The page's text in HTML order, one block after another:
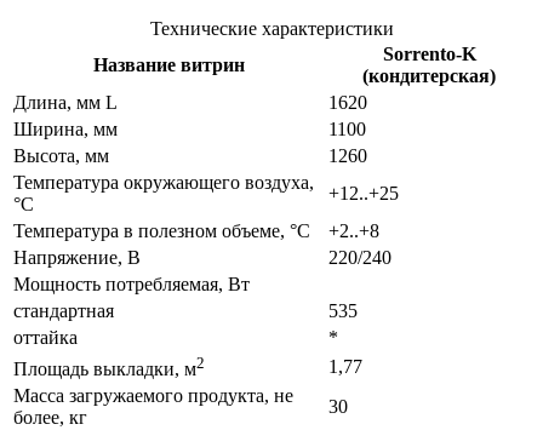
Технические характеристики
Название витрин
Sorrento-K
(кондитерская)
Длина, мм L
1620
Ширина, мм
1100
Высота, мм
1260
Температура окружающего воздуха,
°С
+12..+25
Температура в полезном объеме, °С
+2..+8
Напряжение, В
220/240
Мощность потребляемая, Вт
стандартная
535
оттайка
*
Площадь выкладки, м2
1,77
Масса загружаемого продукта, не
более, кг
30